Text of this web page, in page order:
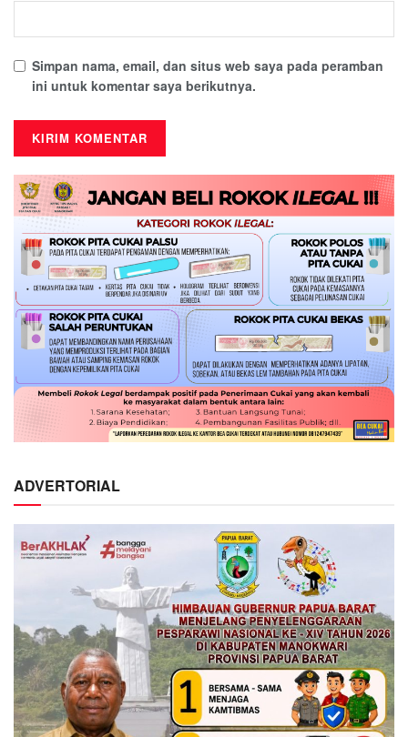
Simpan nama, email, dan situs web saya pada peramban
ini untuk komentar saya berikutnya.
ADVERTORIAL